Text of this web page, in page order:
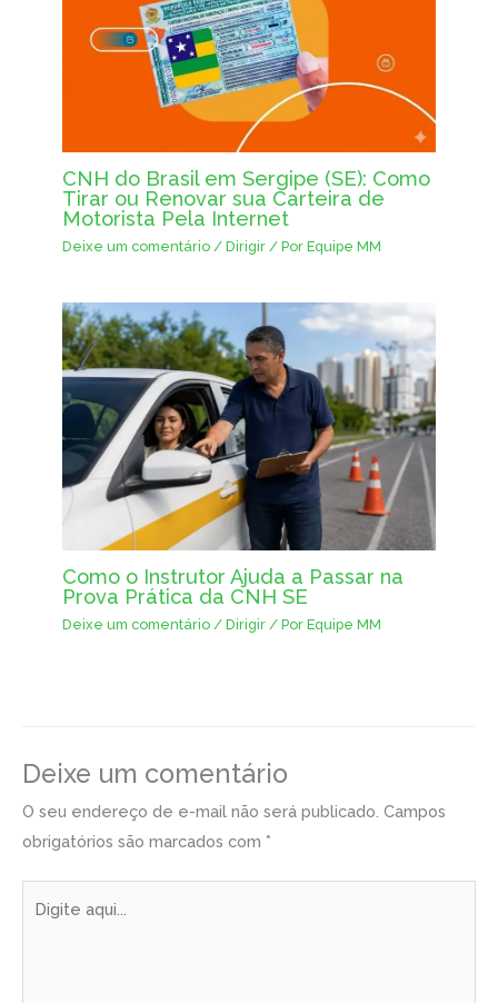
CNH do Brasil em Sergipe (SE): Como
Tirar ou Renovar sua Carteira de
Motorista Pela Internet
Deixe um comentário /Dirigir / PorEquipe MM
Como o Instrutor Ajuda a Passar na
Prova Prática da CNH SE
Deixe um comentário /Dirigir / PorEquipe MM
Deixe um comentário
O seu endereço de e-mail não será publicado. Campos
obrigatórios são marcados com *
aqui...